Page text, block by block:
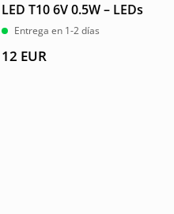
LED T10 6V 0.5W – LEDs
Entrega en 1-2 días
12 EUR